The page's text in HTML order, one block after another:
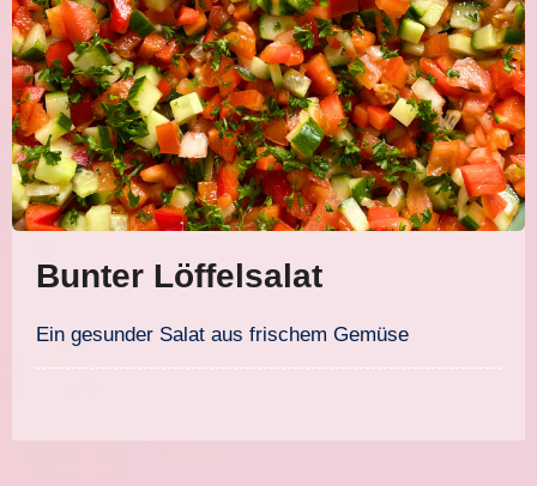
Bunter Löffelsalat
Ein gesunder Salat aus frischem Gemüse